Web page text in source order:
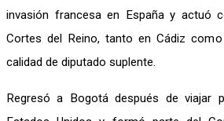
invasión francesa en España y actuó
Cortes del Reino, tanto en Cádiz
calidad de diputado suplente.
Regresó a Bogotá después de viajar